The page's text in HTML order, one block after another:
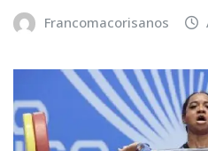
Francomacorisanos